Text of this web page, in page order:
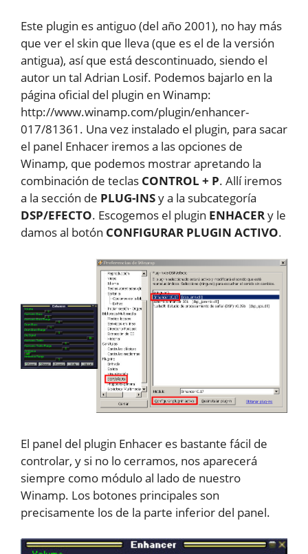
Este plugin es antiguo (del año 2001), no hay más
que ver el skin que lleva (que es el de la versión
antigua), así que está descontinuado, siendo el
autor un tal Adrian Losif. Podemos bajarlo en la
página oficial del plugin en Winamp:
http://www.winamp.com/plugin/enhancer-
017/81361. Una vez instalado el plugin, para sacar
el panel Enhacer iremos a las opciones de
Winamp, que podemos mostrar apretando la
combinación de teclas CONTROL + P. Allí iremos
a la sección de PLUG-INSy a la subcategoría
DSP/EFECTO. Escogemos el plugin ENHACERy le
damos al botón CONFIGURAR PLUGIN ACTIVO.
El panel del plugin Enhacer es bastante fácil de
controlar, y si no lo cerramos, nos aparecerá
siempre como módulo al lado de nuestro
Winamp. Los botones principales son
precisamente los de la parte inferior del panel.